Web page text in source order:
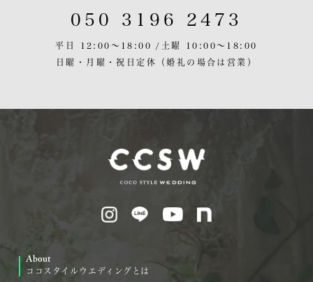
050 3196 2473
平日 12:00〜18:00 / 土曜 10:00〜18:00
日曜・月曜・祝日定休
（婚礼の場合は営業）
About
ココスタイルウエディングとは